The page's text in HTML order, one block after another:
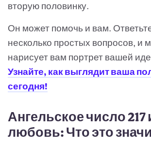
вторую половинку.
Он может помочь и вам.
несколько простых вопросов, и
нарисует вам портрет вашей
Узнайте, как выглядит ваша
сегодня!
Ангельское число 217
любовь: Что это